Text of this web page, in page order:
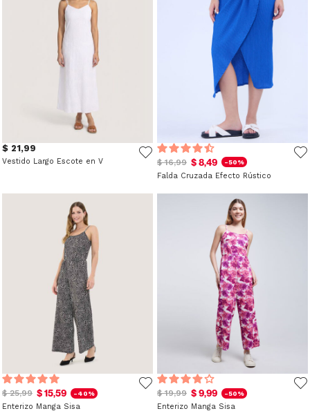
$ 21,99
Vestido Largo Escote en V $ 16,99 $ 8,49 -50%
Falda Cruzada Efecto Rústico
$ 25,99 $ 15,59 -40%
Enterizo Manga Sisa
$ 19,99 $ 9,99 -50%
Enterizo Manga Sisa